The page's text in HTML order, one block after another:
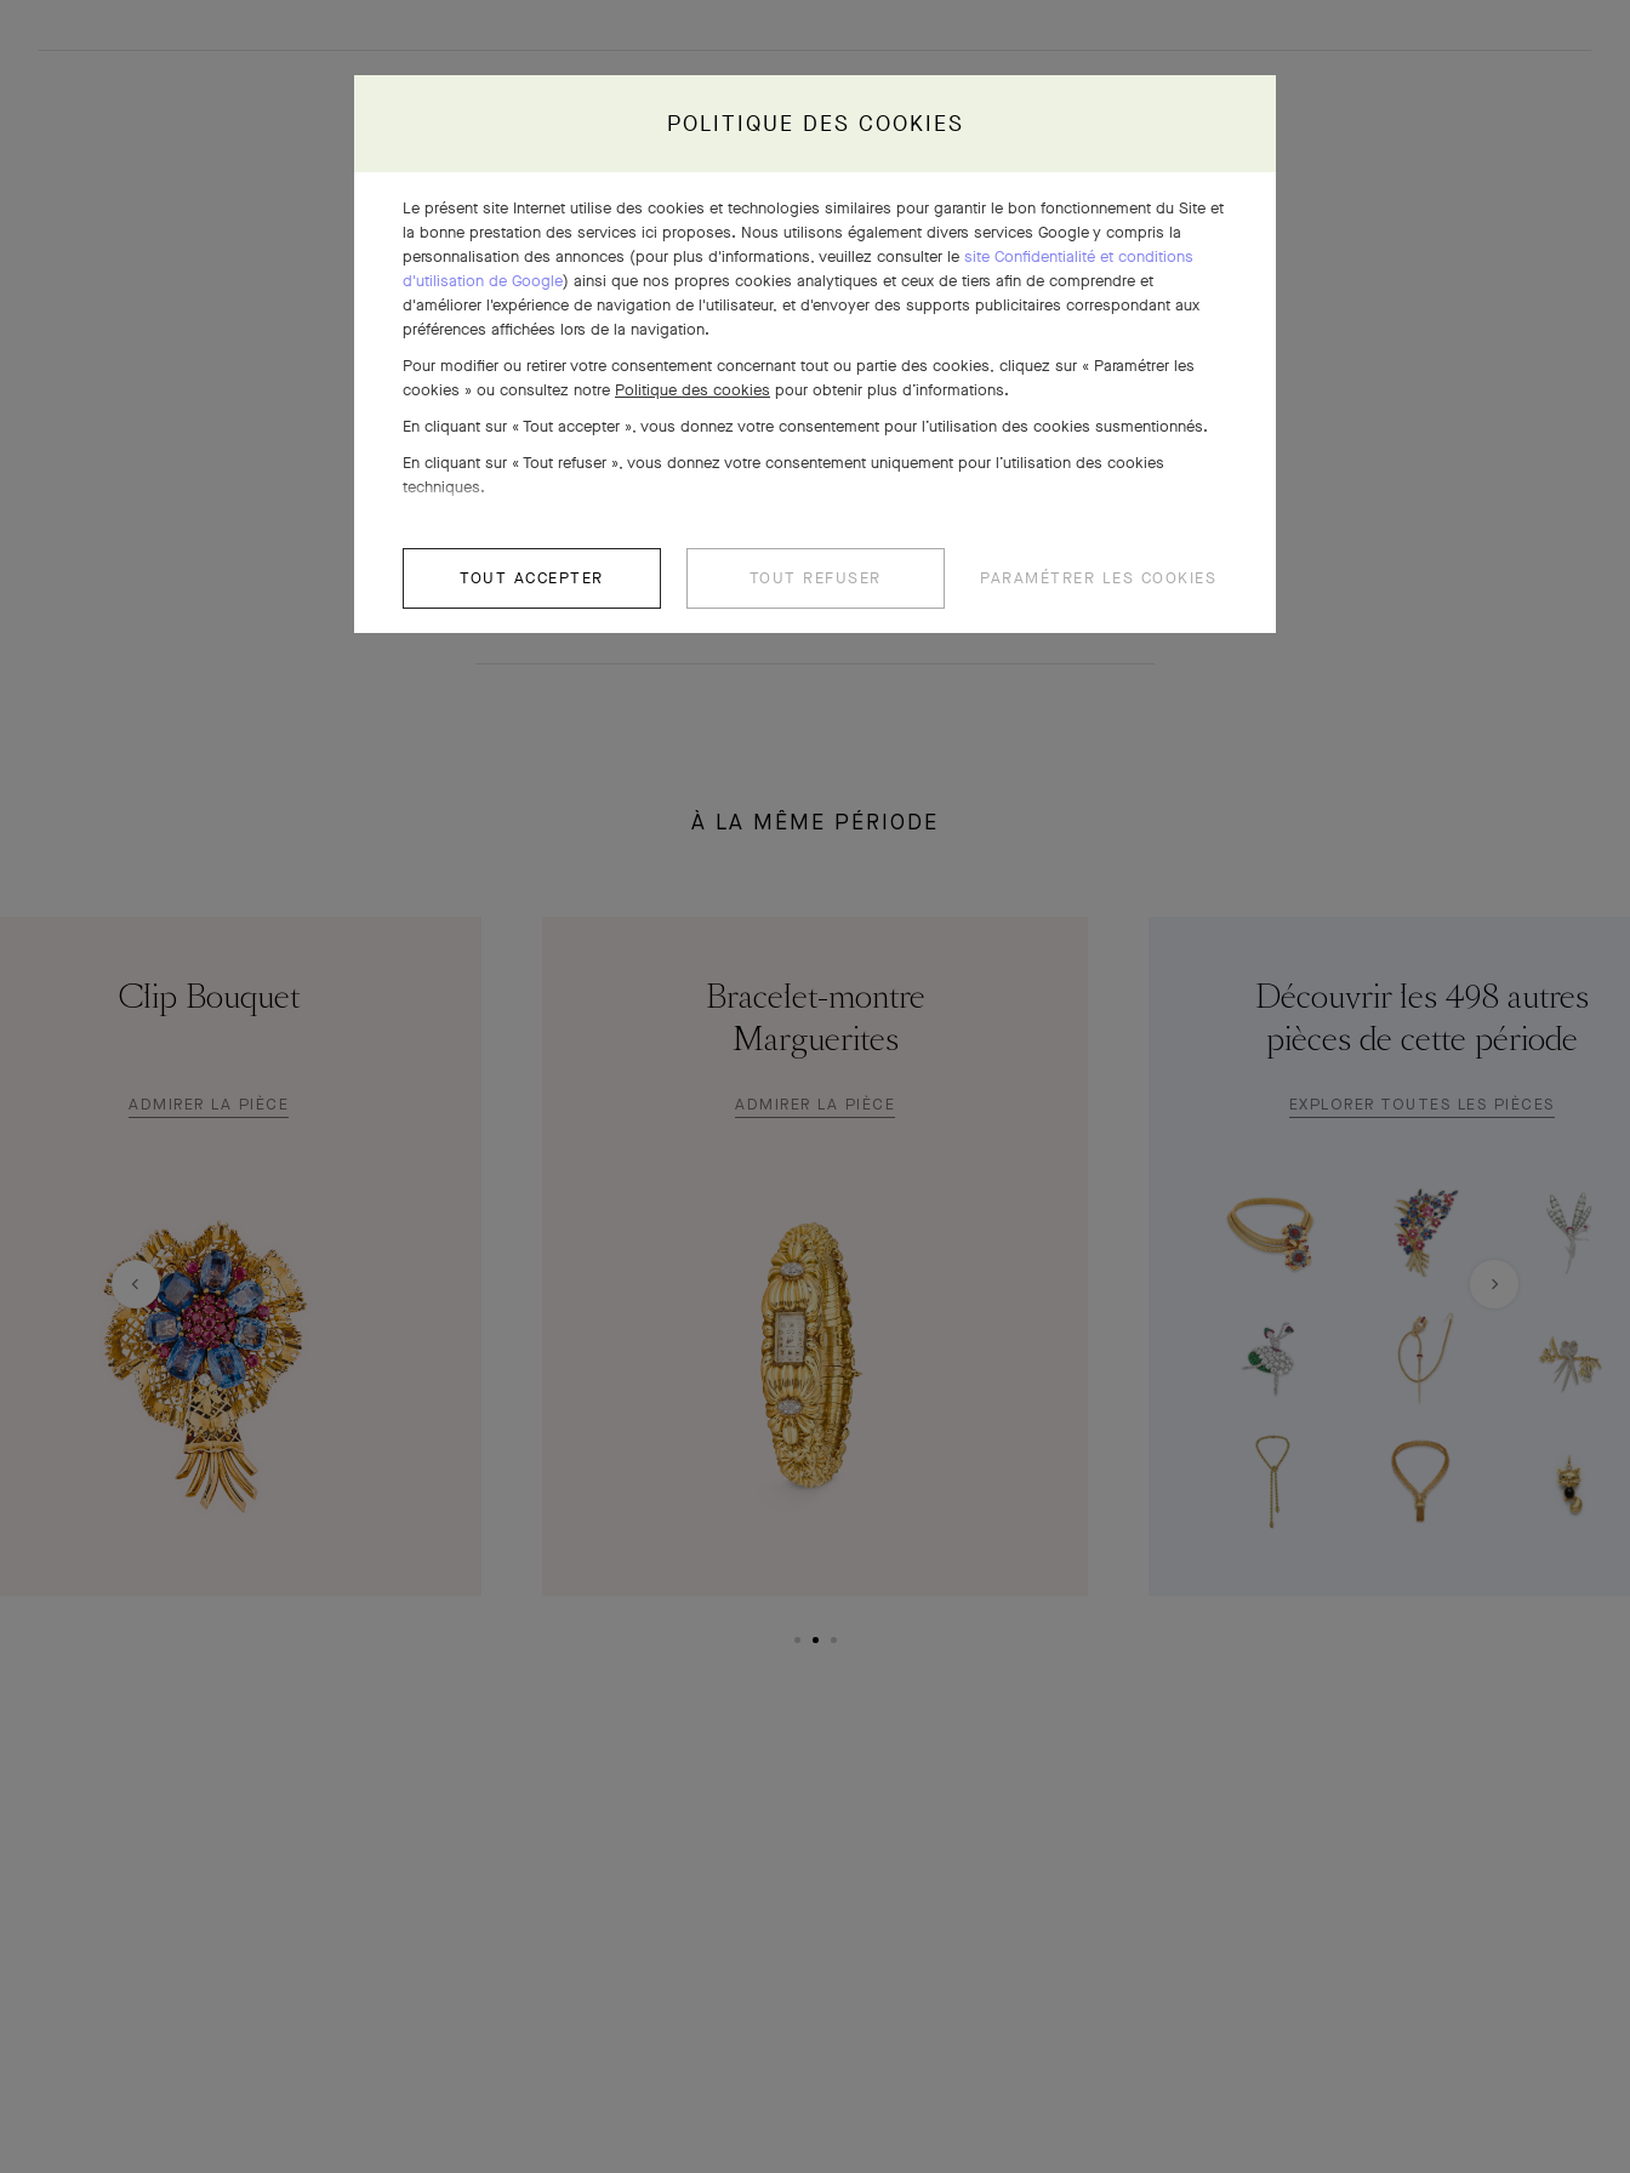
POUR APPROFONDIR
Fiche technique
À LA MÊME PÉRIODE
Clip Bouquet
ADMIRER LA PIÈCE
Bracelet-montre
Marguerites
ADMIRER LA PIÈCE
Découvrir les 498 autres
pièces de cette période
EXPLORER TOUTES LES PIÈCES
POLITIQUE DES COOKIES
Le présent site Internet utilise des cookies et technologies similaires pour garantir le bon fonctionnement du Site et
la bonne prestation des services ici proposes. Nous utilisons également divers services Google y compris la
personnalisation des annonces (pour plus d'informations, veuillez consulter le site Confidentialité et conditions
d'utilisation de Google) ainsi que nos propres cookies analytiques et ceux de tiers afin de comprendre et
d'améliorer l'expérience de navigation de l'utilisateur, et d'envoyer des supports publicitaires correspondant aux
préférences affichées lors de la navigation.
Pour modifier ou retirer votre consentement concernant tout ou partie des cookies, cliquez sur « Paramétrer les
cookies » ou consultez notre Politique des cookies pour obtenir plus d’informations.
En cliquant sur « Tout accepter », vous donnez votre consentement pour l’utilisation des cookies susmentionnés.
En cliquant sur « Tout refuser », vous donnez votre consentement uniquement pour l’utilisation des cookies
techniques.
TOUT ACCEPTER TOUT REFUSER PARAMÉTRER LES COOKIES